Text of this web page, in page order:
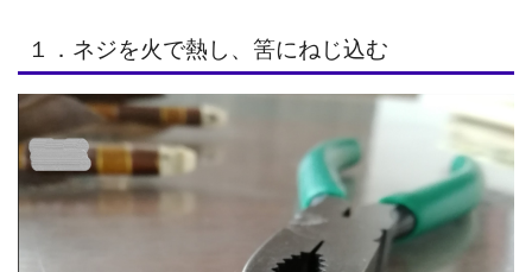
１．ネジを火で熱し、筈にねじ込む